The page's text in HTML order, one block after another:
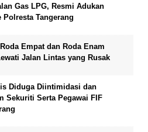
Gas LPG, Resmi Adukan
Polresta Tangerang
Empat dan Roda Enam
Jalan Lintas yang Rusak
Diduga Diintimidasi dan
Sekuriti Serta Pegawai FIF